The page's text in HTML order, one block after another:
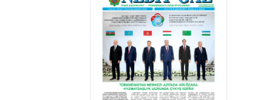
этой перспективной площадке
были проведены нашим
трудовым коллективом в 2013
году. Сегодня здесь добываются
обильные потоки